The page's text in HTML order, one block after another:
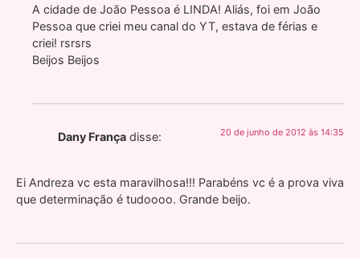
A cidade de João Pessoa é LINDA! Aliás, foi em João
Pessoa que criei meu canal do YT, estava de férias e
criei! rsrsrs
Beijos Beijos
Dany França disse: 20 de junho de 2012 às 14:35
Ei Andreza vc esta maravilhosa!!! Parabéns vc é a prova viva
que determinação é tudoooo. Grande beijo.